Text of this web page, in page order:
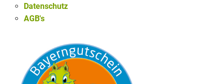
Datenschutz
AGB's